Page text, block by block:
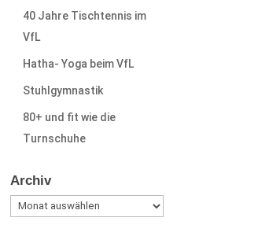
40 Jahre Tischtennis im
VfL
Hatha- Yoga beim VfL
Stuhlgymnastik
80+ und fit wie die
Turnschuhe
Archiv
Archiv